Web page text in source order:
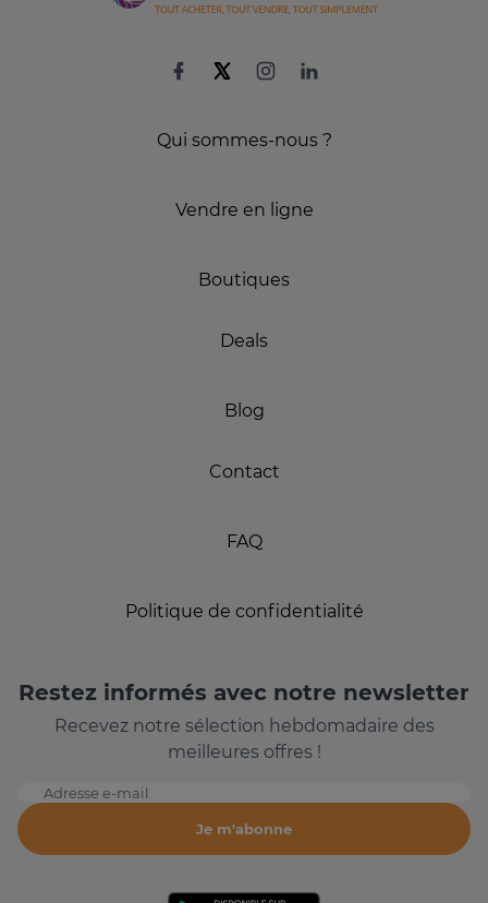
Qui sommes-nous ?
Vendre en ligne
Boutiques
Deals
Blog
Contact
FAQ
Politique de confidentialité
Restez informés avec notre newsletter
Recevez notre sélection hebdomadaire des
meilleures offres !
Adresse e-mail
Je m'abonne